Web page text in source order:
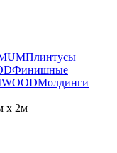
Плинтусы
Финишные
Молдинги
х 2м